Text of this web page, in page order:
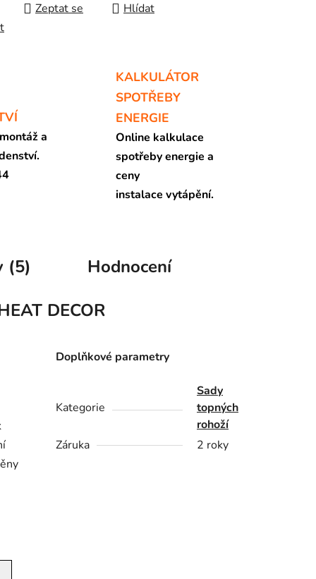
Zeptat se
Hlídat
a
KALKULÁTOR
SPOTŘEBY
ENERGIE
Online kalkulace
spotřeby energie a
ceny
instalace vytápění.
(5)
Hodnocení
DECOR
Doplňkové parametry
Kategorie
Sady
topných
rohoží
Záruka
2 roky